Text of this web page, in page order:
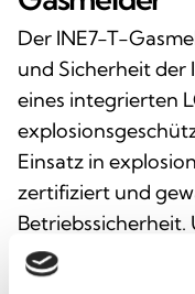
Der INE7-T-
und Sicherheit der
eines integrierten
Einsatz in
zertifiziert und
Betriebssicherheit.
Kalibrierungs-,
direkt von außen